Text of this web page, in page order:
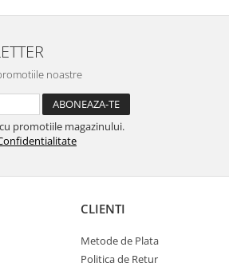
noastre
promotiile magazinului.
CLIENTI
Metode de Plata
Politica de Retur